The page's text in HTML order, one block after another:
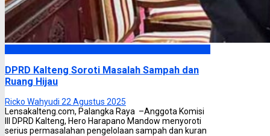
DPRD Kalteng Soroti Masalah Sampah dan
Ruang Hijau
Ricko Wahyudi 22 Agustus 2025
Lensakalteng.com, Palangka Raya –Anggota Komisi
III DPRD Kalteng, Hero Harapano Mandow menyoroti
serius permasalahan pengelolaan sampah dan kuran